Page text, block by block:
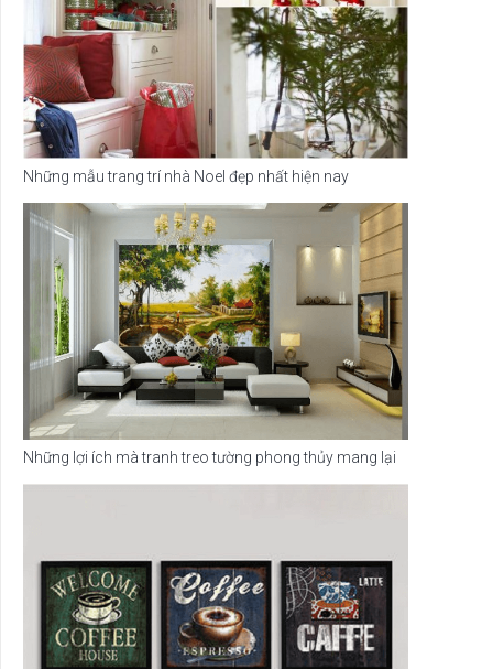
Những mẫu trang trí nhà Noel đẹp nhất hiện nay
Những lợi ích mà tranh treo tường phong thủy mang lại